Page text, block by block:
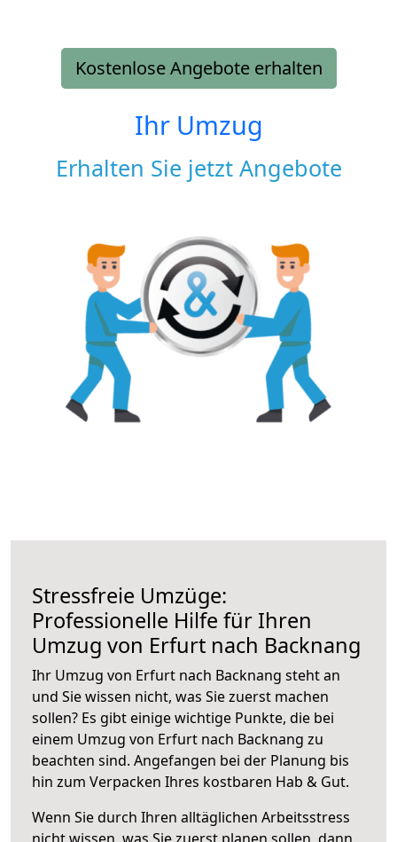
Kostenlose Angebote erhalten
Ihr Umzug
Erhalten Sie jetzt Angebote
Stressfreie Umzüge:
Professionelle Hilfe für Ihren
Umzug von Erfurt nach Backnang
Ihr Umzug von Erfurt nach Backnang steht an
und Sie wissen nicht, was Sie zuerst machen
sollen? Es gibt einige wichtige Punkte, die bei
einem Umzug von Erfurt nach Backnang zu
beachten sind. Angefangen bei der Planung bis
hin zum Verpacken Ihres kostbaren Hab & Gut.
Wenn Sie durch Ihren alltäglichen Arbeitsstress